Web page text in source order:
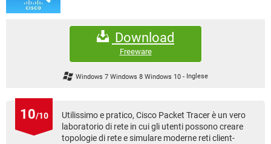
TIKTOK
FACEBOOK
INTRATTENIMENTO
WINDOWS 10
WHATSAPP
ANDROID
WINDOWS 10
WHATSAPP
TIKTOK
HARDWARE
GAMING
INSTAGRAM
TIKTOK FACEBOOK
Download
Freeware
Windows 7 Windows 8 Windows 10 - Inglese
10/10
Utilissimo e pratico, Cisco Packet Tracer è un vero
laboratorio di rete in cui gli utenti possono creare
topologie di rete e simulare moderne reti client-